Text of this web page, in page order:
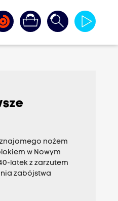
znajomego nożem
w Nowym
latek z zarzutem
zabójstwa